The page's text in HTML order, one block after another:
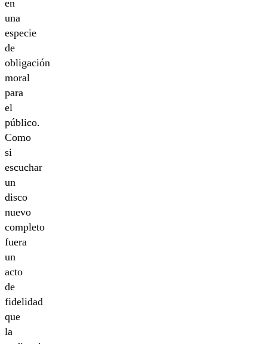
en
una
especie
de
obligación
moral
para
el
público.
Como
si
escuchar
un
disco
nuevo
completo
fuera
un
acto
de
fidelidad
que
la